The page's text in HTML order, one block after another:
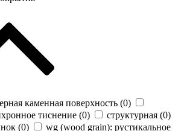
каменная поверхность (0)
тиснение (0) структурная (0)
(0)
wg (wood grain): рустикальное